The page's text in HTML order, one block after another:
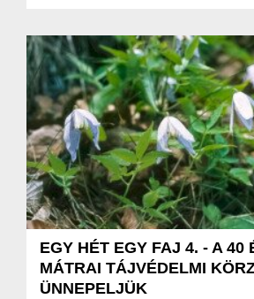
EGY HÉT EGY FAJ 4. - A 40
MÁTRAI TÁJVÉDELMI
ÜNNEPELJÜK